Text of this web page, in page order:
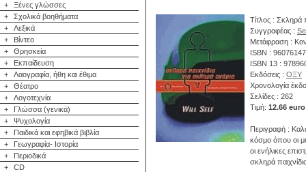
+
Ξένες γλώσσες
+
Σχολικά βοηθήματα
+
Λεξικά
+
Βίντεο
+
Θρησκεία
+
Εκπαίδευση
+
Λαογραφία, ήθη και έθιμα
+
Θέατρο
+
Λογοτεχνία
+
Γλώσσα (γενικά)
+
Ψυχολογία
+
Παιδικά και εφηβικά βιβλία
+
Γεωγραφία- Ιστορία
+
Περιοδικά
+
CD
Τίτλος : Σκληρά
Συγγραφέας :
Μετάφραση :
ISBN :
ISBN 13 :
Εκδόσεις : ΟΞΥ
Χρονολογία
Σελίδες : 262
Τιμή: 12.66 euro
Περιγραφή :
κόσμο όπου οι
οι ενήλικες
σκληρά